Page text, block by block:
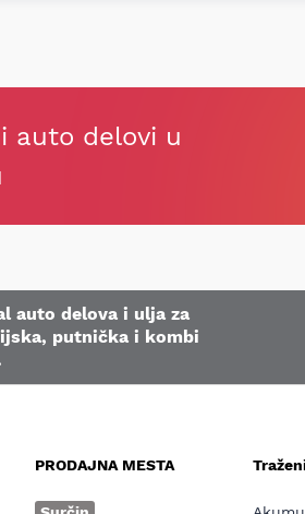
auto delovi u
auto delova i ulja za
putnička i kombi
PRODAJNA MESTA